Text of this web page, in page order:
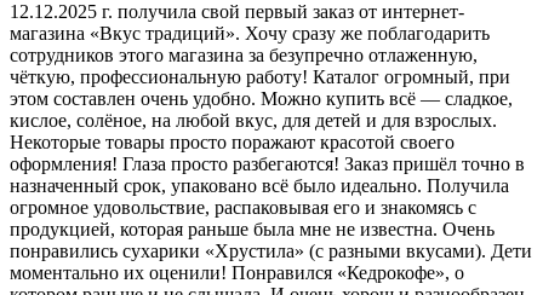
12.12.2025 г. получила свой первый заказ от интернет-
магазина «Вкус традиций». Хочу сразу же поблагодарить
сотрудников этого магазина за безупречно отлаженную,
чёткую, профессиональную работу! Каталог огромный, при
этом составлен очень удобно. Можно купить всё — сладкое,
кислое, солёное, на любой вкус, для детей и для взрослых.
Некоторые товары просто поражают красотой своего
оформления! Глаза просто разбегаются! Заказ пришёл точно в
назначенный срок, упаковано всё было идеально. Получила
огромное удовольствие, распаковывая его и знакомясь с
продукцией, которая раньше была мне не известна. Очень
понравились сухарики «Хрустила» (с разными вкусами). Дети
моментально их оценили! Понравился «Кедрокофе», о